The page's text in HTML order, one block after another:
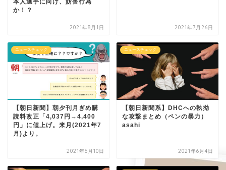
本人選手に向け、妨害行為
か！？
2021年8月1日 2021年7月26日
ニュースチェック
【朝日新聞】朝夕刊月ぎめ購
読料改正「4,037円→4,400
円」に値上げ。来月(2021年7
月)より。
2021年6月10日
ニュースチェック
【朝日新聞系】DHCへの執拗
な攻撃まとめ（ペンの暴力）
asahi
2021年6月4日